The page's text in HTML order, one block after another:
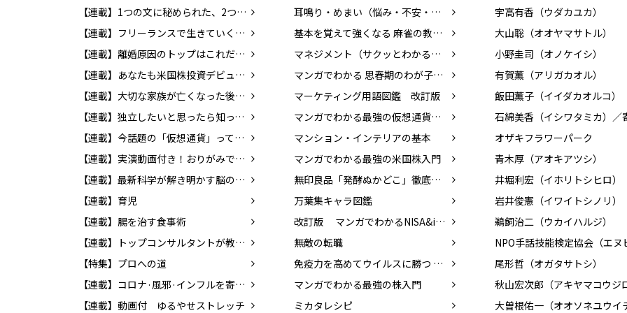
【連載】1つの文に秘められた、2つの意味。あなたはわかりますか？
【連載】フリーランスで生きていくために知っておきたいお金のこと
【連載】離婚原因のトップはこれだ！ 決断の前に考えておきたい問題とは？
【連載】あなたも米国株投資デビュー！ 貯蓄から投資の時代へ
【連載】大切な家族が亡くなった後の手続き
【連載】独立したいと思ったら知っておこう！ 個人事業の始め方
【連載】今話題の「仮想通貨」ってどんなもの？ 知っておきたいマネーの新常識
【連載】実演動画付き！おりがみで楽しく英語を覚えよう！
【連載】最新科学が解き明かす脳のふしぎ
【連載】育児
【連載】腸を治す食事術
【連載】トップコンサルタントが教える！！ 「成功する転職」の方法
【特集】プロへの道
【連載】コロナ·風邪·インフルを寄せつけない体をつくろう!
【連載】動画付 ゆるやせストレッチ
耳鳴り・めまい（悩み・不安・困った！を専門医がスッキリ解決）
基本を覚えて強くなる 麻雀の教科書
マネジメント（サクッとわかるビジネス教養）
マンガでわかる 思春期のわが子と話したい性のこと
マーケティング用語図鑑 改訂版
マンガでわかる最強の仮想通貨入門
マンション・インテリアの基本
マンガでわかる最強の米国株入門
無印良品「発酵ぬかどこ」徹底活用術
万葉集キャラ図鑑
改訂版 マンガでわかるNISA&iDeCo入門
無敵の転職
免疫力を高めてウイルスに勝つ 食べ物、暮らし方
マンガでわかる最強の株入門
ミカタレシピ
宇高有香（ウダカユカ）
大山聡（オオヤマサトル）
小野圭司（オノケイシ）
有賀薫（アリガカオル）
飯田薫子（イイダカオルコ）
オザキフラワーパーク
青木厚（アオキアツシ）
井堀利宏（イホリトシヒロ）
岩井俊憲（イワイトシノリ）
鵜飼治二（ウカイハルジ）
尾形哲（オガタサトシ）
大曽根佑一（オオソネユウイ